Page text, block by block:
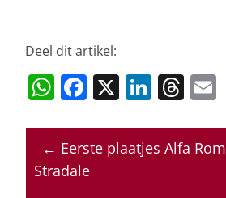
Deel dit artikel:
W
at
s
F
c
e
X Li
k
e
T
re
a l
← Eerste plaatjes Alfa
Stradale